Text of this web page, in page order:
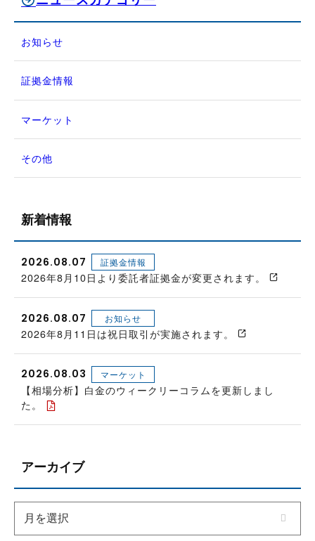
お知らせ
証拠金情報
マーケット
その他
新着情報
2026.08.07 証拠金情報
2026年8月10日より委託者証拠金が変更されます。
2026.08.07 お知らせ
2026年8月11日は祝日取引が実施されます。
2026.08.03 マーケット
【相場分析】白金のウィークリーコラムを更新しまし
た。
アーカイブ